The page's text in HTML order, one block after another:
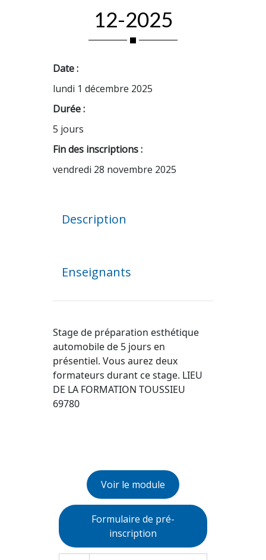
12-2025
Date :
lundi 1 décembre 2025
Durée :
5 jours
Fin des inscriptions :
vendredi 28 novembre 2025
Description
Enseignants
Stage de préparation esthétique
automobile de 5 jours en
présentiel. Vous aurez deux
formateurs durant ce stage. LIEU
DE LA FORMATION TOUSSIEU
69780
Voir le module
Formulaire de pré-
inscription